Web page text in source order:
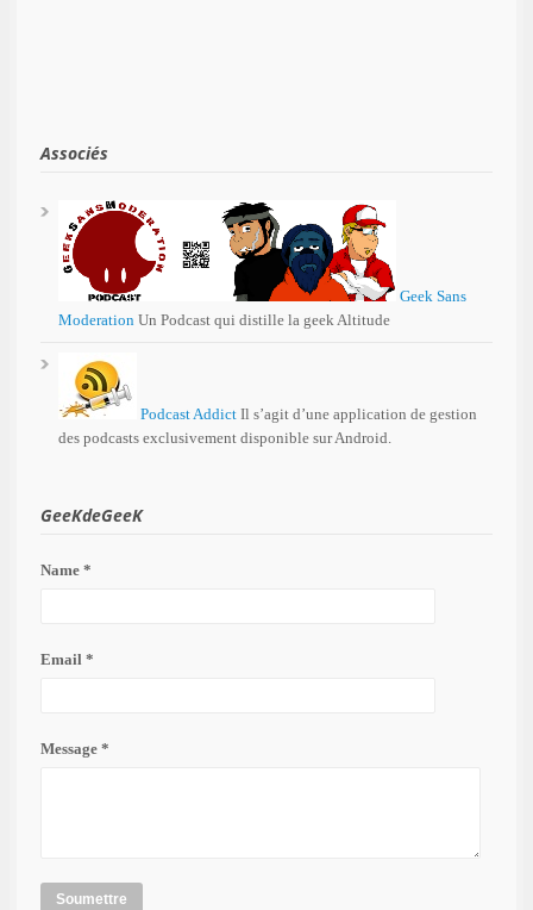
Associés
Geek Sans
Moderation Un Podcast qui distille la geek Altitude
Podcast Addict Il s’agit d’une application de gestion
des podcasts exclusivement disponible sur Android.
GeeKdeGeeK
Name *
Email *
Message *
Soumettre